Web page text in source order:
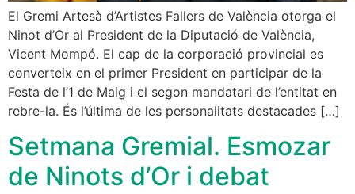
El Gremi Artesà d’Artistes Fallers de València otorga el
Ninot d’Or al President de la Diputació de València,
Vicent Mompó. El cap de la corporació provincial es
converteix en el primer President en participar de la
Festa de l’1 de Maig i el segon mandatari de l’entitat en
rebre-la. És l’última de les personalitats destacades […]
Setmana Gremial. Esmozar
de Ninots d’Or i debat